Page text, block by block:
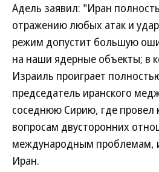
Адель заявил: "Иран
отражению любых атак и
режим допустит большую
на наши ядерные объекты; в
Израиль проиграет
председатель иранского
соседнюю Сирию, где провел
вопросам двусторонних
международным проблемам,
Иран.